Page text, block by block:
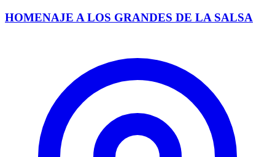
HOMENAJE A LOS GRANDES DE LA SALSA